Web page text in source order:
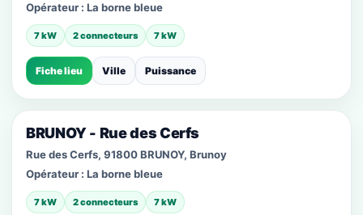
Opérateur : La borne bleue
7 kW 2 connecteurs 7 kW
Fiche lieu Ville Puissance
BRUNOY - Rue des Cerfs
Rue des Cerfs, 91800 BRUNOY, Brunoy
Opérateur : La borne bleue
7 kW 2 connecteurs 7 kW